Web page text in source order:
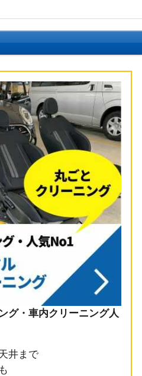
グ・車内クリーニング人
井まで